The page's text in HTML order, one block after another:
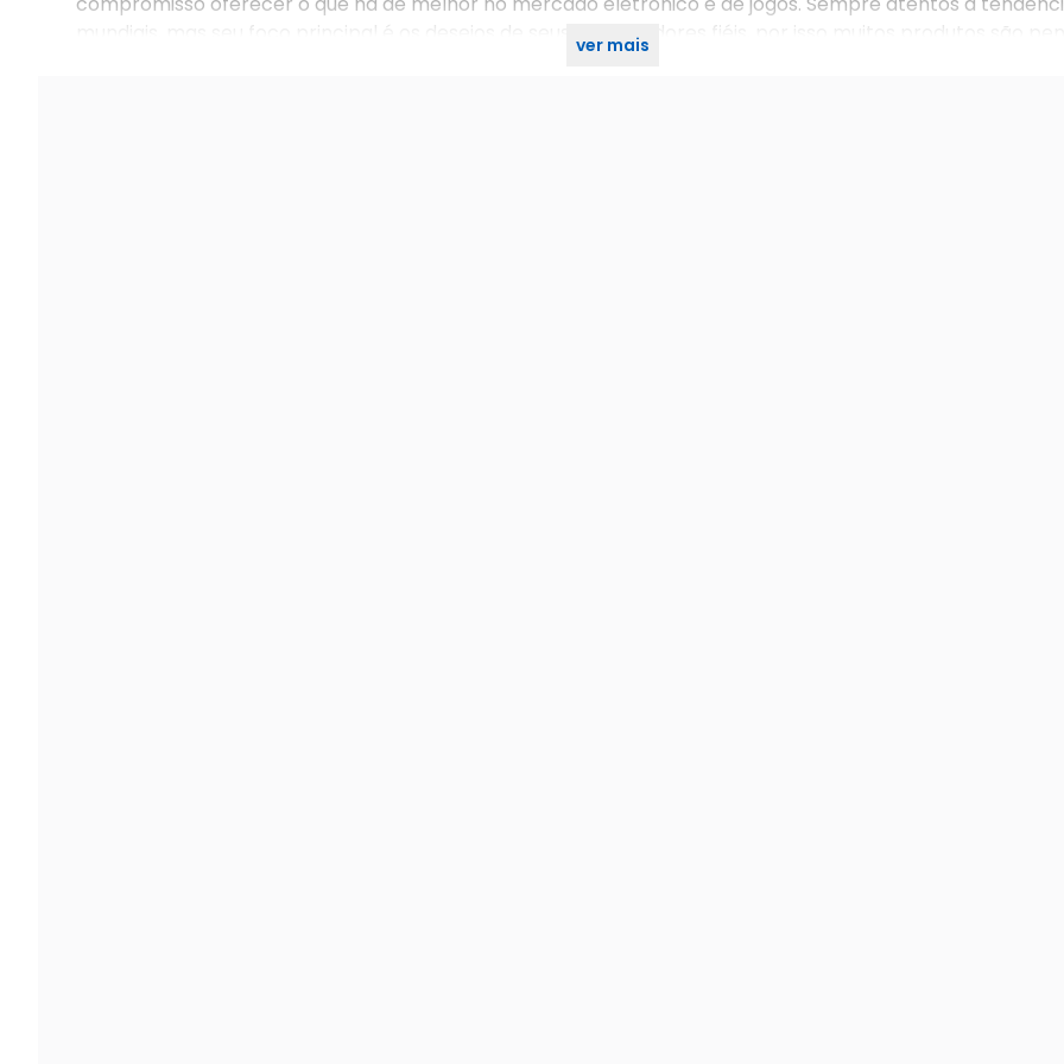
mundiais, mas seu foco principal é os desejos de seus consumidores fiéis, por isso muitos produtos são
ver mais